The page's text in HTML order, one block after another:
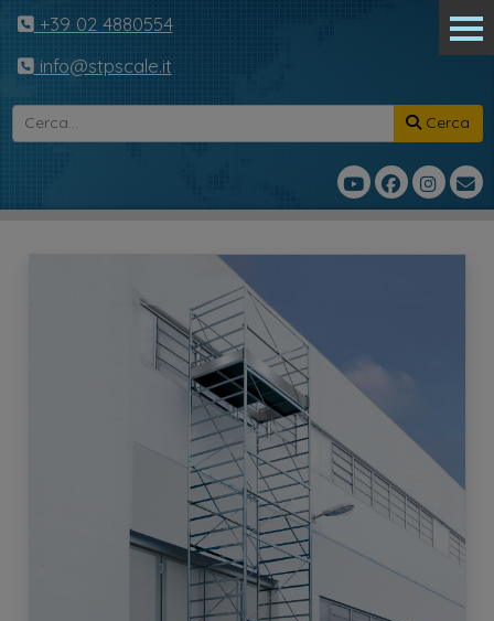
+39 02 4880554
info@stpscale.it
Cerca